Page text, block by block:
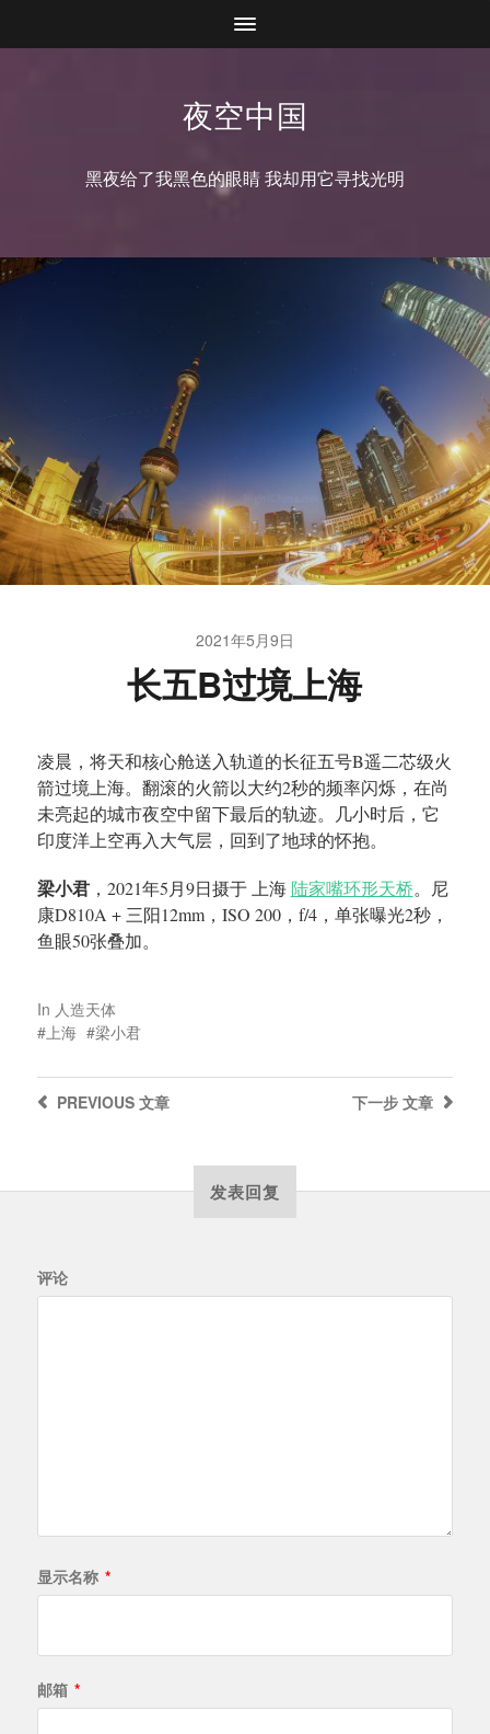
夜空中国
黑夜给了我黑色的眼睛 我却用它寻找光明
2021年5月9日
长五B过境上海
凌晨，将天和核心舱送入轨道的长征五号B遥二芯级火
箭过境上海。翻滚的火箭以大约2秒的频率闪烁，在尚
未亮起的城市夜空中留下最后的轨迹。几小时后，它
印度洋上空再入大气层，回到了地球的怀抱。
梁小君，2021年5月9日摄于 上海 陆家嘴环形天桥。尼
康D810A + 三阳12mm，ISO 200，f/4，单张曝光2秒，
鱼眼50张叠加。
In 人造天体
上海
梁小君
下一步 文章
PREVIOUS文章
发表回复
评论
显示名称 *
邮箱 *